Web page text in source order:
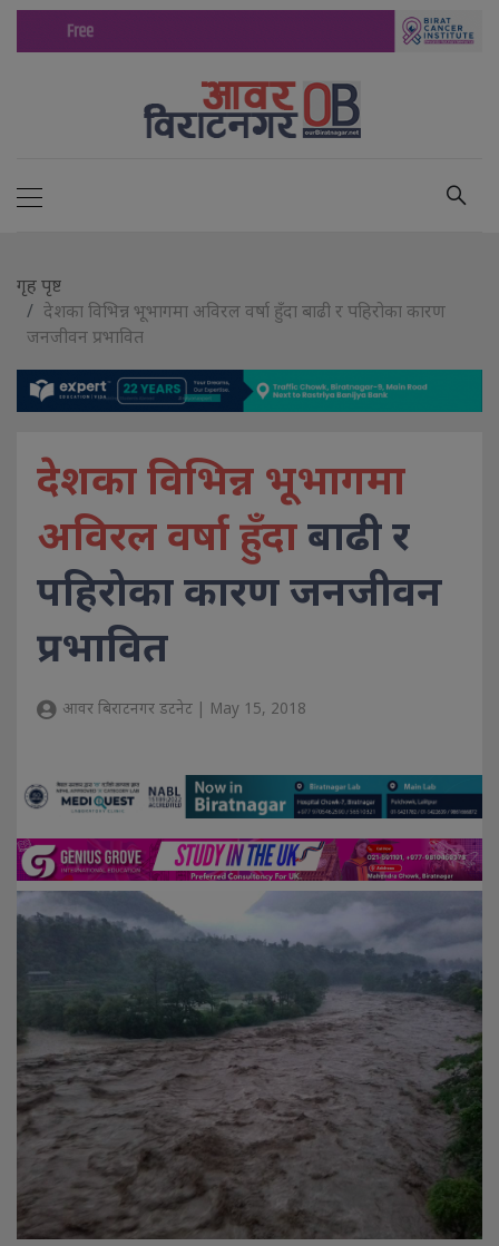
गृह पृष्ट
देशका विभिन्न भूभागमा अविरल वर्षा हुँदा बाढी र पहिरोका कारण
जनजीवन प्रभावित
देशका विभिन्न भूभागमा
अविरल वर्षा हुँदाबाढी र
पहिरोका कारण जनजीवन
प्रभावित
आवर बिराटनगर डटनेट | May 15, 2018